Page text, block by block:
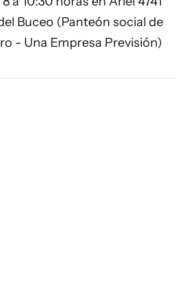
Buceo (Panteón social de
- Una Empresa Previsión)